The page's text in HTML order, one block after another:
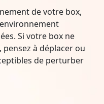
de votre box,
Si votre box ne
à déplacer ou
de perturber